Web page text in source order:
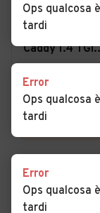
€ 11.800
VOLKSWAGEN
Caddy 1.4 TGI
Furgone
Business
Cerca altri
Ops qualcosa
tardi
Error
Ops qualcosa
tardi
Error
Ops qualcosa
tardi